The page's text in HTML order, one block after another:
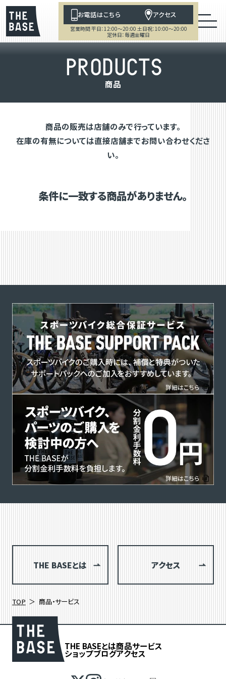
お電話はこちら アクセス
営業時間 平日：12:00～20:00 土日祝：10:00～20:00
定休日：毎週金曜日
PRODUCTS
商品
商品の販売は店舗のみで行っています。
在庫の有無については直接店舗までお問い合わせくださ
い。
条件に一致する商品がありません。
THE BASEとは アクセス
TOP 商品・サービス
THE BASEとは商品サービス
ショップブログアクセス